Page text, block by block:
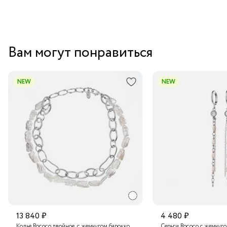
Вам могут понравиться
NEW
13 840 ₽
NEW
4 480 ₽